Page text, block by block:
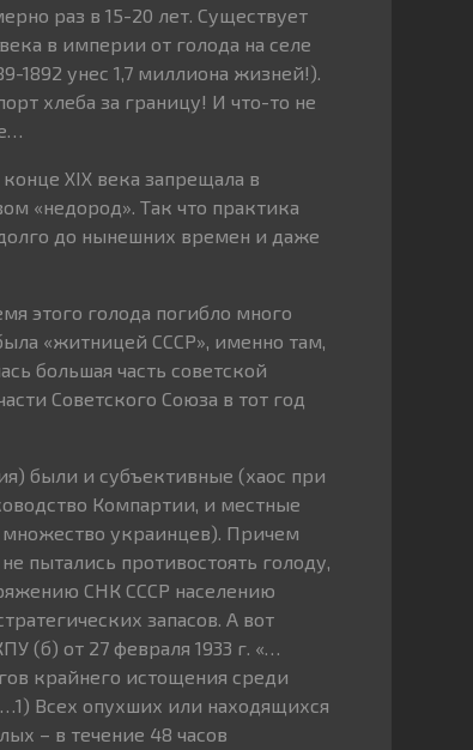
раз в 15-20 лет. Существует
в империи от голода на селе
1892 унес 1,7 миллиона жизней!).
хлеба за границу! И что-то не
XIX века запрещала в
«недород». Так что практика
до нынешних времен и даже
этого голода погибло много
«житницей СССР», именно там,
большая часть советской
Советского Союза в тот год
были и субъективные (хаос при
Компартии, и местные
множество украинцев). Причем
пытались противостоять голоду,
СНК СССР населению
запасов. А вот
(б) от 27 февраля 1933 г. «…
крайнего истощения среди
Всех опухших или находящихся
– в течение 48 часов